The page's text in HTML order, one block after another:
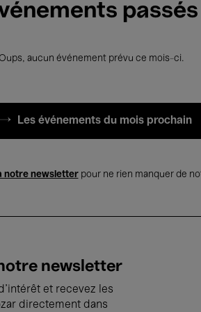
passés
Oups, aucun événement prévu ce mois-ci.
Les événements du mois prochain
notre newsletterpour ne rien manquer de
newsletter
et recevez les
directement dans